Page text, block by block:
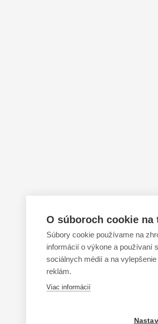
O súboroch cookie na
Súbory cookie používame na
informácií o výkone a používaní
sociálnych médií a na
reklám.
Viac informácií